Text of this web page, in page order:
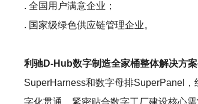
. 全国用户满意企业；
. 国家级绿色供应链管理企业。
利驰D-Hub数字制造全家桶整体解决方案
SuperHarness和数字母排SuperPanel
字化贯通，紧密贴合数字工厂建设核心